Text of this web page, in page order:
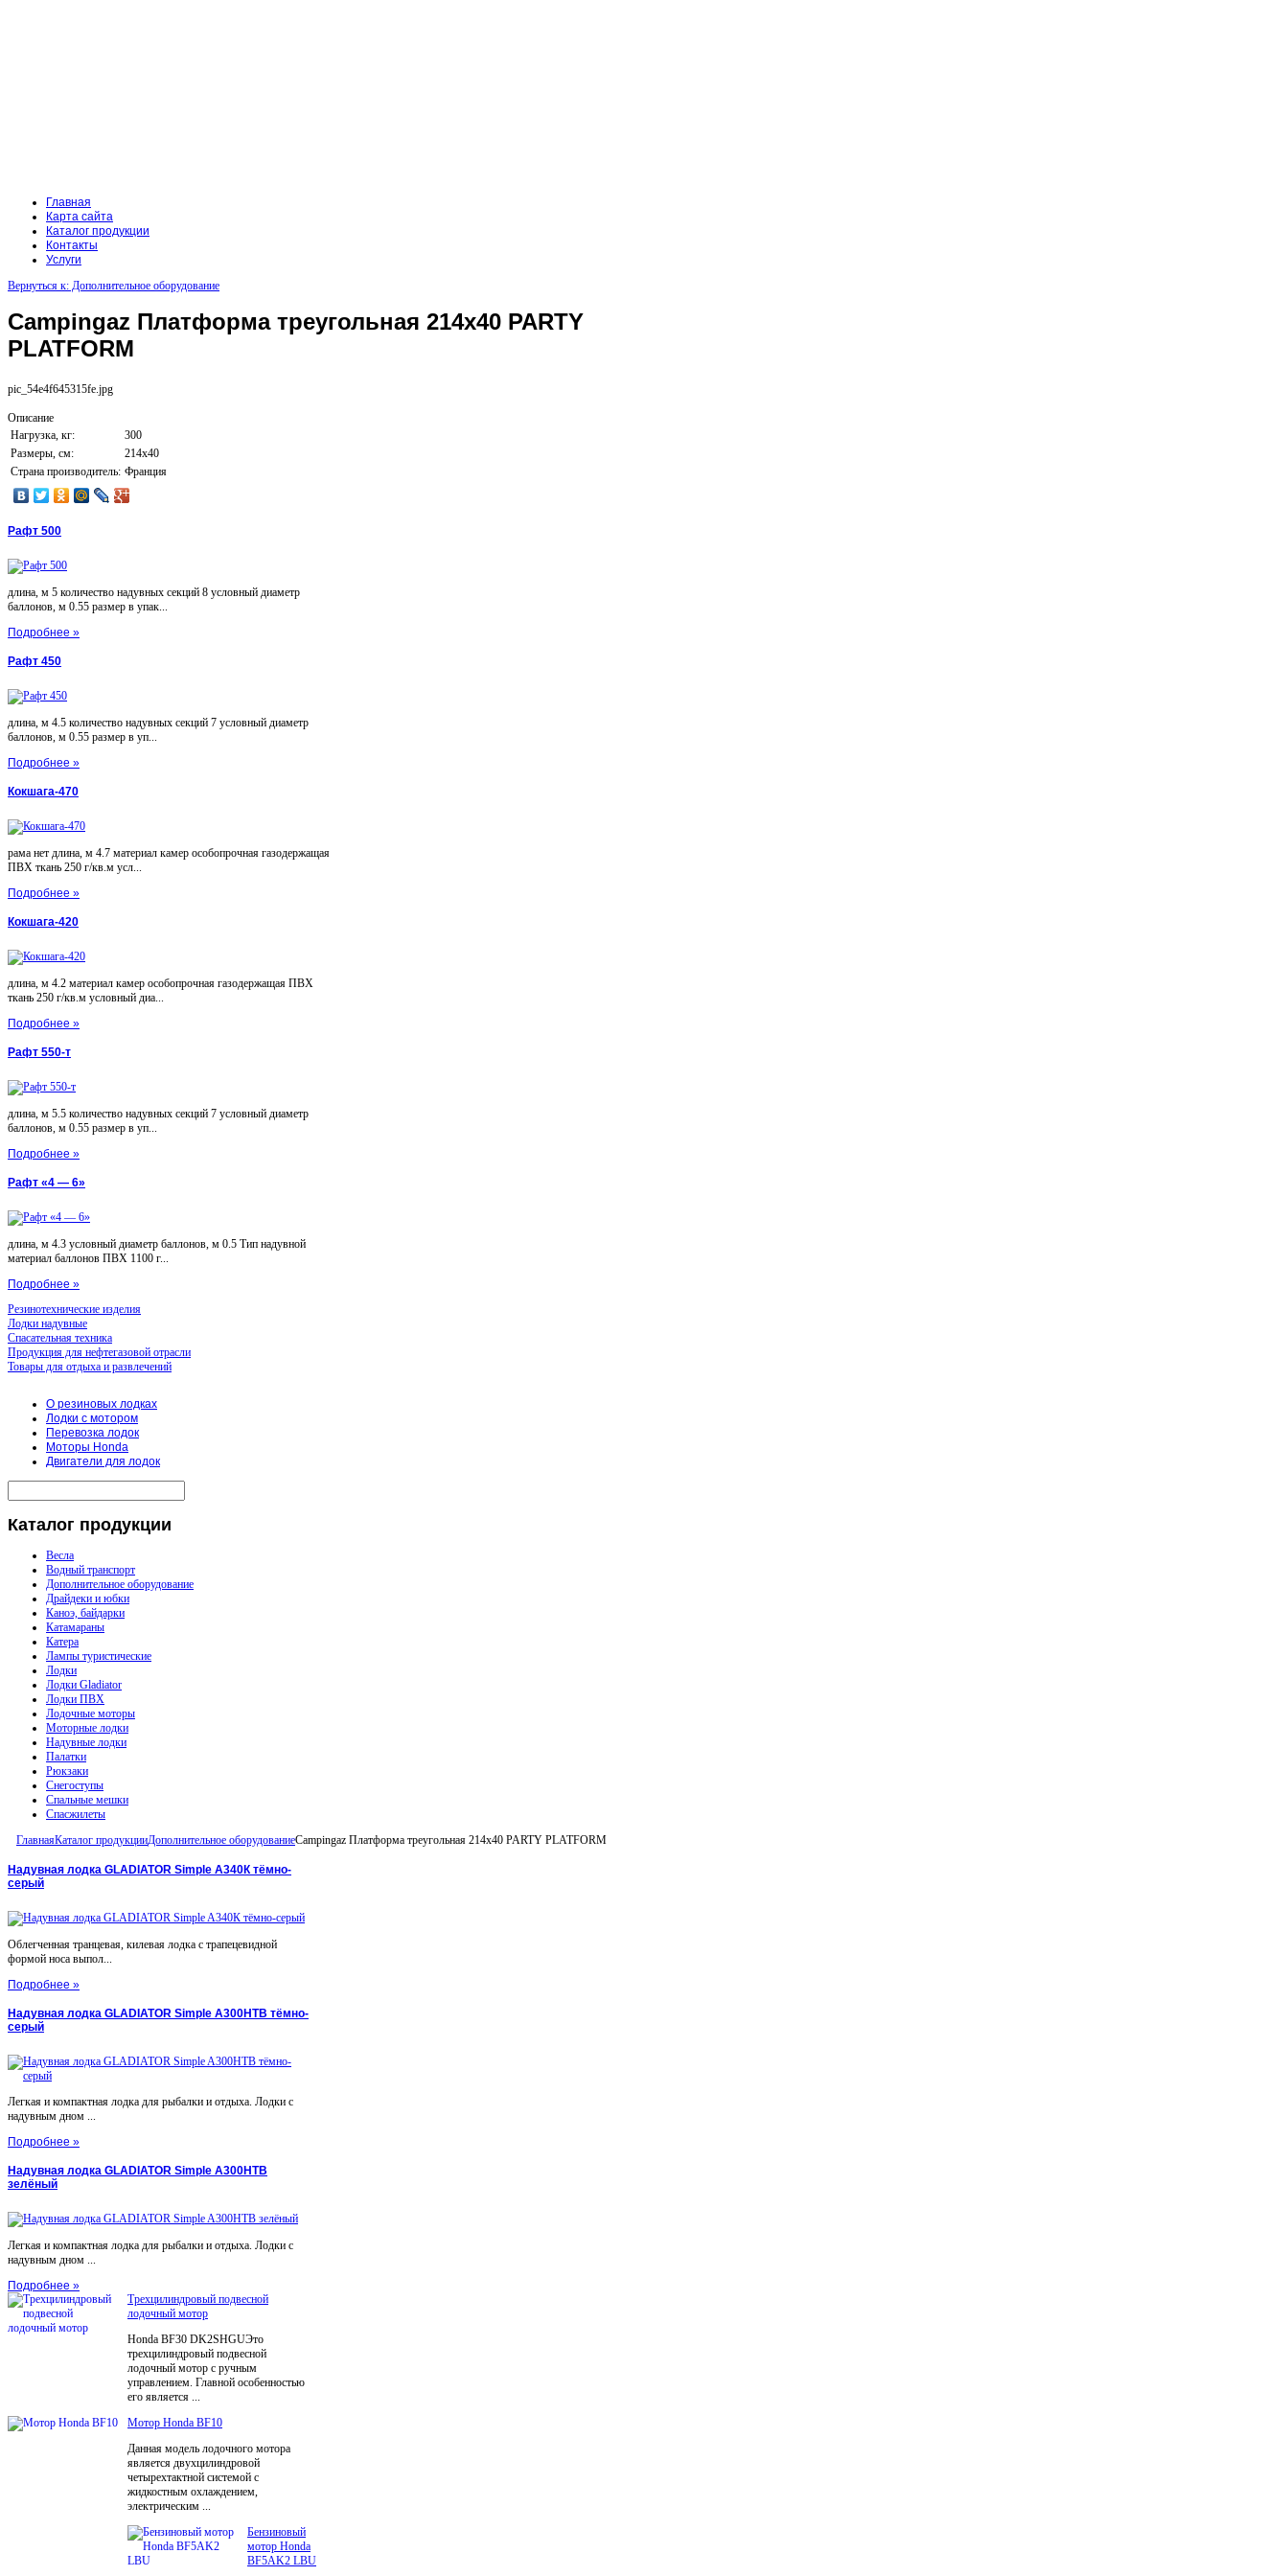
Главная
Карта сайта
Каталог продукции
Контакты
Услуги
Вернуться к: Дополнительное оборудование
Campingaz Платформа треугольная 214х40 PARTY
PLATFORM
pic_54e4f645315fe.jpg
Описание
Нагрузка, кг:
300
Размеры, см:
214х40
Страна производитель: Франция
Рафт 500
длина, м 5 количество надувных секций 8 условный диаметр
баллонов, м 0.55 размер в упак...
Подробнее »
Рафт 450
длина, м 4.5 количество надувных секций 7 условный диаметр
баллонов, м 0.55 размер в уп...
Подробнее »
Кокшага-470
рама нет длина, м 4.7 материал камер особопрочная газодержащая
ПВХ ткань 250 г/кв.м усл...
Подробнее »
Кокшага-420
длина, м 4.2 материал камер особопрочная газодержащая ПВХ
ткань 250 г/кв.м условный диа...
Подробнее »
Рафт 550-т
длина, м 5.5 количество надувных секций 7 условный диаметр
баллонов, м 0.55 размер в уп...
Подробнее »
Рафт «4 — 6»
длина, м 4.3 условный диаметр баллонов, м 0.5 Тип надувной
материал баллонов ПВХ 1100 г...
Подробнее »
Резинотехнические изделия
Лодки надувные
Спасательная техника
Продукция для нефтегазовой отрасли
Товары для отдыха и развлечений
О резиновых лодках
Лодки с мотором
Перевозка лодок
Моторы Honda
Двигатели для лодок
Каталог продукции
Весла
Водный транспорт
Дополнительное оборудование
Драйдеки и юбки
Каноэ, байдарки
Катамараны
Катера
Лампы туристические
Лодки
Лодки Gladiator
Лодки ПВХ
Лодочные моторы
Моторные лодки
Надувные лодки
Палатки
Рюкзаки
Снегоступы
Спальные мешки
Спасжилеты
ГлавнаяКаталог продукцииДополнительное оборудованиеCampingaz Платформа треугольная 214х40 PARTY PLATFORM
Надувная лодка GLADIATOR Simple A340К тёмно-
серый
Облегченная транцевая, килевая лодка с трапецевидной
формой носа выпол...
Подробнее »
Надувная лодка GLADIATOR Simple A300НТВ тёмно-
серый
Легкая и компактная лодка для рыбалки и отдыха. Лодки с
надувным дном ...
Подробнее »
Надувная лодка GLADIATOR Simple A300НТВ
зелёный
Легкая и компактная лодка для рыбалки и отдыха. Лодки с
надувным дном ...
Подробнее »
Трехцилиндровый подвесной
лодочный мотор
Honda BF30 DK2SHGUЭто
трехцилиндровый подвесной
лодочный мотор с ручным
управлением. Главной особенностью
его является ...
Мотор Honda BF10
Данная модель лодочного мотора
является двухцилиндровой
четырехтактной системой с
жидкостным охлаждением,
электрическим ...
Бензиновый
мотор Honda
BF5AK2 LBU